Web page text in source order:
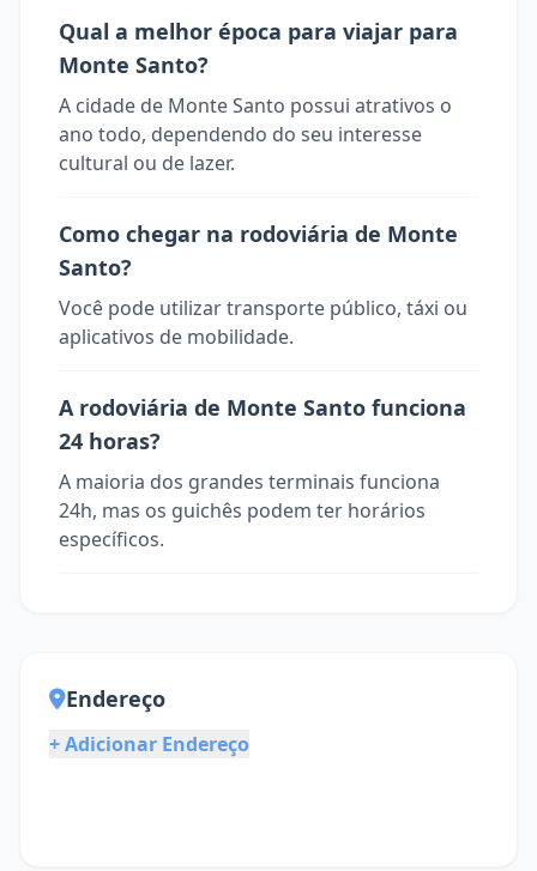
Qual a melhor época para viajar para
Monte Santo?
A cidade de Monte Santo possui atrativos o
ano todo, dependendo do seu interesse
cultural ou de lazer.
Como chegar na rodoviária de Monte
Santo?
Você pode utilizar transporte público, táxi ou
aplicativos de mobilidade.
A rodoviária de Monte Santo funciona
24 horas?
A maioria dos grandes terminais funciona
24h, mas os guichês podem ter horários
específicos.
Endereço
+ Adicionar Endereço